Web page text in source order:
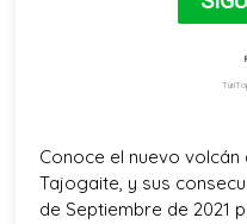
Conoce el nuevo volcán
Tajogaite, y sus
de Septiembre de 2021